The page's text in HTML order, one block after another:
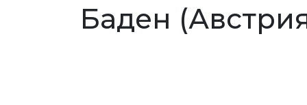
Баден